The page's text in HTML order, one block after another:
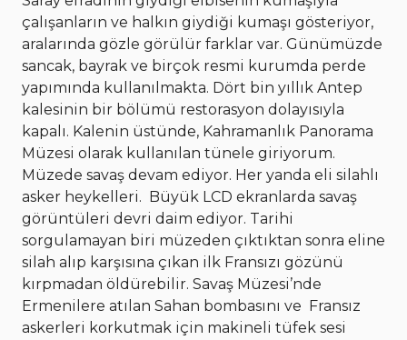
çalışanların ve halkın giydiği kumaşı gösteriyor,
aralarında gözle görülür farklar var. Günümüzde
sancak, bayrak ve birçok resmi kurumda perde
yapımında kullanılmakta. Dört bin yıllık Antep
kalesinin bir bölümü restorasyon dolayısıyla
kapalı. Kalenin üstünde, Kahramanlık Panorama
Müzesi olarak kullanılan tünele giriyorum.
Müzede savaş devam ediyor. Her yanda eli silahlı
asker heykelleri. Büyük LCD ekranlarda savaş
görüntüleri devri daim ediyor. Tarihi
sorgulamayan biri müzeden çıktıktan sonra eline
silah alıp karşısına çıkan ilk Fransızı gözünü
kırpmadan öldürebilir. Savaş Müzesi’nde
Ermenilere atılan Sahan bombasını ve Fransız
askerleri korkutmak için makineli tüfek sesi